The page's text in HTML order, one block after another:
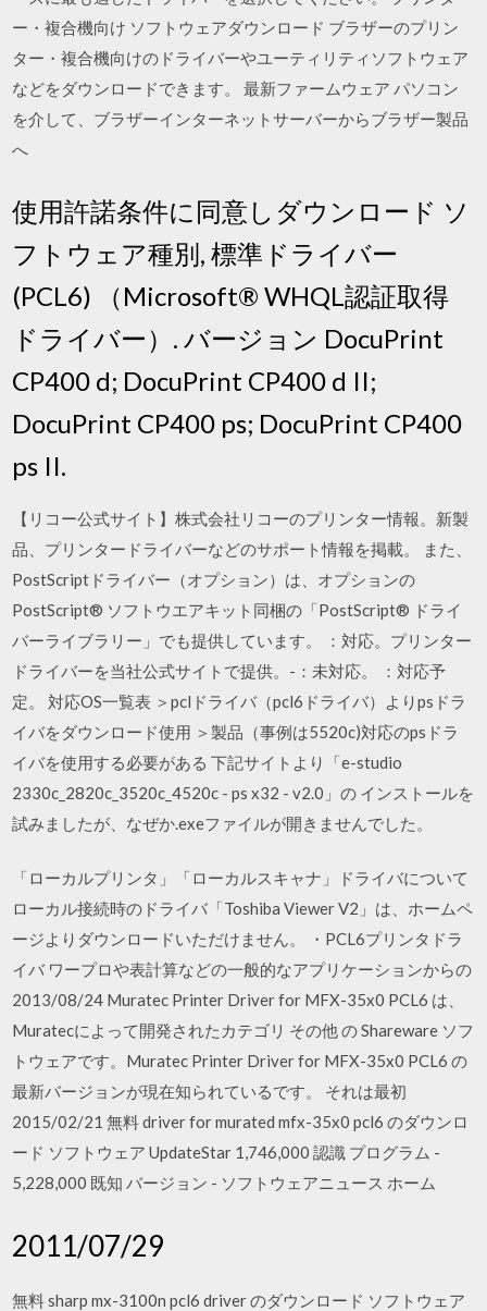
ー・複合機向け ソフトウェアダウンロード ブラザーのプリン
ター・複合機向けのドライバーやユーティリティソフトウェア
などをダウンロードできます。 最新ファームウェア パソコン
を介して、ブラザーインターネットサーバーからブラザー製品
へ
使用許諾条件に同意しダウンロード ソ
フトウェア種別, 標準ドライバー
(PCL6) （Microsoft® WHQL認証取得
ドライバー）. バージョン DocuPrint
CP400 d; DocuPrint CP400 d II;
DocuPrint CP400 ps; DocuPrint CP400
ps II.
【リコー公式サイト】株式会社リコーのプリンター情報。新製
品、プリンタードライバーなどのサポート情報を掲載。 また、
PostScriptドライバー（オプション）は、オプションの
PostScript® ソフトウエアキット同梱の「PostScript® ドライ
バーライブラリー」でも提供しています。 ：対応。プリンター
ドライバーを当社公式サイトで提供。-：未対応。 ：対応予
定。 対応OS一覧表 ＞pclドライバ（pcl6ドライバ）よりpsドラ
イバをダウンロード使用 ＞製品（事例は5520c)対応のpsドラ
イバを使用する必要がある 下記サイトより「e-studio
2330c_2820c_3520c_4520c - ps x32 - v2.0」の インストールを
試みましたが、なぜか.exeファイルが開きませんでした。
「ローカルプリンタ」「ローカルスキャナ」ドライバについて
ローカル接続時のドライバ「Toshiba Viewer V2」は、ホームペ
ージよりダウンロードいただけません。 ・PCL6プリンタドラ
イバ ワープロや表計算などの一般的なアプリケーションからの
2013/08/24 Muratec Printer Driver for MFX-35x0 PCL6 は、
Muratecによって開発されたカテゴリ その他 の Shareware ソフ
トウェアです。Muratec Printer Driver for MFX-35x0 PCL6 の
最新バージョンが現在知られているです。 それは最初
2015/02/21 無料 driver for murated mfx-35x0 pcl6 のダウンロ
ード ソフトウェア UpdateStar 1,746,000 認識 プログラム -
5,228,000 既知 バージョン - ソフトウェアニュース ホーム
2011/07/29
無料 sharp mx-3100n pcl6 driver のダウンロード ソフトウェア